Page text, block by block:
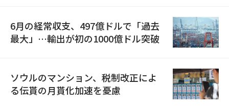
6月の経常収支、497億ドルで「過去
最大」…輸出が初の1000億ドル突破
ソウルのマンション、税制改正によ
る伝貰の月貰化加速を憂慮